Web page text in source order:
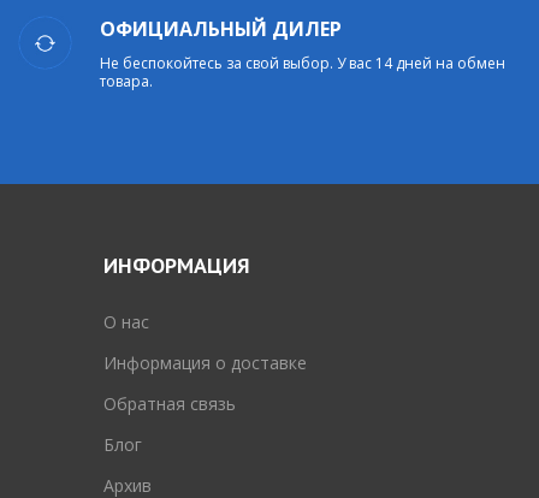
ОФИЦИАЛЬНЫЙ ДИЛЕР
Не беспокойтесь за свой выбор. У вас 14 дней на обмен
товара.
ИНФОРМАЦИЯ
O нас
Информация о доставке
Обратная связь
Блог
Архив